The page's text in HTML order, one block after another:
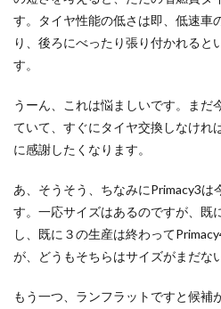
す。タイヤ性能の低さは即、低速車
り、後ろにべったり張り付かれると
す。
うーん、これは悩ましいです。まだ
ていて、すぐにタイヤ交換しなけれ
に感謝したくなります。
あ、そうそう、ちなみにPrimacy3は
す。一応サイズはあるのですが、既
し、既に３の生産は終わって
が、どうもそちらはサイズがまだな
もう一つ、ランフラットですと候補